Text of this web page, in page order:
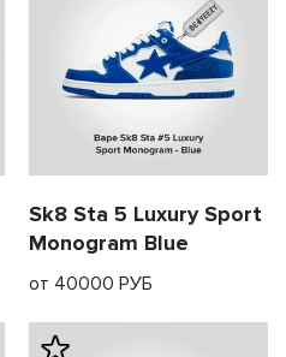
Sk8 Sta 5 Luxury Sport
Monogram Blue
от 40000 РУБ